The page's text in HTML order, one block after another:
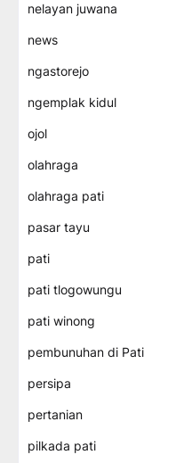
nelayan juwana
news
ngastorejo
ngemplak kidul
ojol
olahraga
olahraga pati
pasar tayu
pati
pati tlogowungu
pati winong
pembunuhan di Pati
persipa
pertanian
pilkada pati